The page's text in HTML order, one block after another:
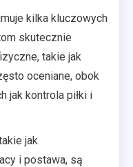
kilka kluczowych
skutecznie
takie jak
oceniane, obok
jak kontrola piłki i
jak
i postawa, są